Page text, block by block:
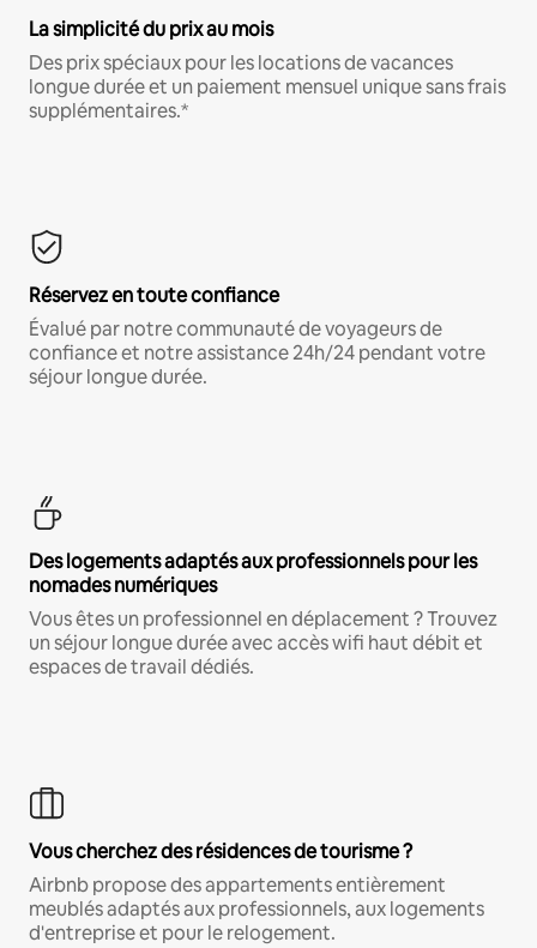
La simplicité du prix au mois
Des prix spéciaux pour les locations de vacances
longue durée et un paiement mensuel unique sans frais
supplémentaires.*
Réservez en toute confiance
Évalué par notre communauté de voyageurs de
confiance et notre assistance 24h/24 pendant votre
séjour longue durée.
Des logements adaptés aux professionnels pour les
nomades numériques
Vous êtes un professionnel en déplacement ? Trouvez
un séjour longue durée avec accès wifi haut débit et
espaces de travail dédiés.
Vous cherchez des résidences de tourisme ?
Airbnb propose des appartements entièrement
meublés adaptés aux professionnels, aux logements
d'entreprise et pour le relogement.